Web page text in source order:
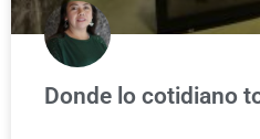
Donde lo cotidiano